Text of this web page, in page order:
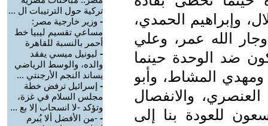
وإبراهيم الحمدي،
الله عمر، وعلي
ضد الوحدة حينما
المشاط، وأبو
والانفصال
للعودة بنا إلى
تركية حول الترتيبات ال ...
- وزير خارجية مصر:
مساعي تقسيم ليبيا خط
أحمر بالنسبة للقاهرة
- ليونيل ميسي يفقد
والده، والوسط الرياضي
يساند النجم الأرجنتي ...
- إسرائيل ترفض خطة
مجلس السلام في غزة،
وتؤكد -لا انسحاب إلا بع ...
- -من الأفضل ألا يُبرم